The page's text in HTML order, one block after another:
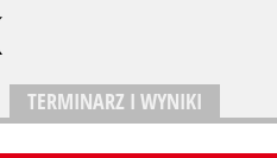
TERMINARZ I WYNIKI